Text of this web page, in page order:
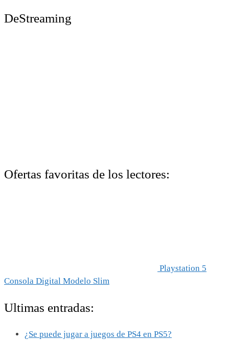
DeStreaming
Ofertas favoritas de los lectores:
Playstation 5
Consola Digital Modelo Slim
Ultimas entradas:
¿Se puede jugar a juegos de PS4 en PS5?